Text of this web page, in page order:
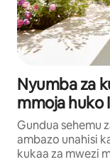
Nyumba za
mmoja huko
Gundua sehemu
ambazo unahisi
kukaa za mwezi